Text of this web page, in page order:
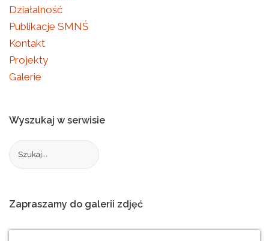
Działalność
Publikacje SMNŚ
Kontakt
Projekty
Galerie
Wyszukaj w serwisie
Zapraszamy do galerii zdjęć